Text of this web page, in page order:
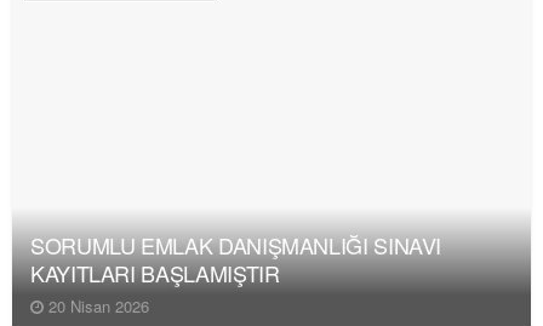
SORUMLU EMLAK DANIŞMANLIĞI SINAVI
KAYITLARI BAŞLAMIŞTIR
20 Nisan 2026